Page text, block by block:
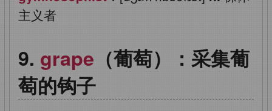
主义者
grape （葡萄）：采集葡
萄的钩子